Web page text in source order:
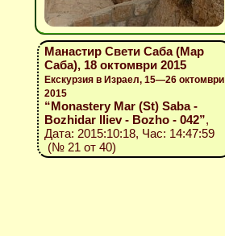
Манастир Свети Саба (Мар
Саба), 18 октомври 2015
Екскурзия в Израел, 15—26 октомври
2015
“Monastery Mar (St) Saba -
Bozhidar Iliev - Bozho - 042”,
Дата: 2015:10:18, Час: 14:47:59
(№ 21 от 40)